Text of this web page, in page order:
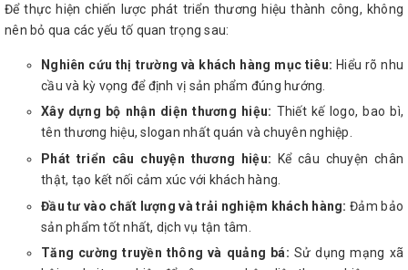
Để thực hiện chiến lược phát triển thương hiệu thành công, không
nên bỏ qua các yếu tố quan trọng sau:
Nghiên cứu thị trường và khách hàng mục tiêu: Hiểu rõ nhu
cầu và kỳ vọng để định vị sản phẩm đúng hướng.
Xây dựng bộ nhận diện thương hiệu: Thiết kế logo, bao bì,
tên thương hiệu, slogan nhất quán và chuyên nghiệp.
Phát triển câu chuyện thương hiệu:
Kể câu chuyện chân
thật, tạo kết nối cảm xúc với khách hàng.
Đầu tư vào chất lượng và trải nghiệm khách hàng:Đảm bảo
sản phẩm tốt nhất, dịch vụ tận tâm.
Tăng cường truyền thông và quảng bá: Sử dụng mạng xã